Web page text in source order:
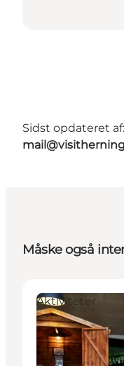
Sidst opdateret af:
Måske også
Aktiviteter